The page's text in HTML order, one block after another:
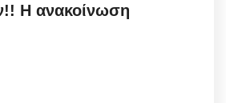
Β’
Η ανακοίνωση